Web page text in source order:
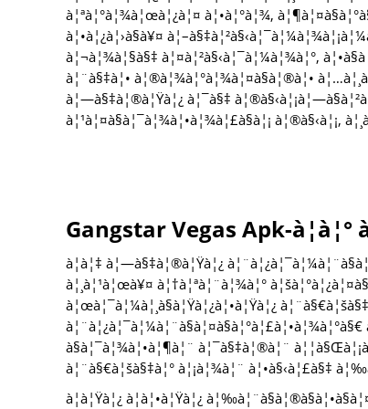
à¦ªà¦°à¦¾à¦œà¦¿à¦¤ à¦•à¦°à¦¾,
à¦•à¦¿à¦›à§à¥¤
à¦¬à¦¾à¦§à§‡ à¦¤à¦²à§‹à¦¯à¦¼à¦¾à¦°,
à¦¨à§‡à¦• à¦®à¦¾à¦°à¦¾à¦¤à§à¦®à¦•
à¦—à§‡à¦®à¦Ÿà¦¿ à¦¯à§‡
à¦¹à¦¤à§à¦¯à¦¾à¦•à¦¾à¦£à§à¦¡ à¦®à§‹à¦¡,
Gangstar Vegas Apk-à¦à¦°
à¦à¦‡ à¦—à§‡à¦®à¦Ÿà¦¿
à¦¸à¦¹à¦œà¥¤ à¦†à¦ªà¦¨à¦¾à¦°
à¦œà¦¯à¦¼à¦¸à§à¦Ÿà¦¿à¦•à¦Ÿà¦¿
à§à¦¯à¦¾à¦•à¦¶à¦¨ à¦¯à§‡à¦®à¦¨
à¦¨à§€à¦šà§‡à¦° à¦¡à¦¾à¦¨ à¦•à§‹à¦£à§‡
à¦à¦Ÿà¦¿ à¦à¦•à¦Ÿà¦¿